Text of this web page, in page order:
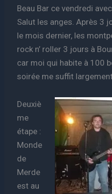
Beau Bar ce vendredi
Salut les anges. Après 3
le mois dernier, les
rock n’ roller 3 jours à
car moi qui habite à 100
soirée me suffit largement.
Deuxiè
me
étape :
Monde
de
Merde
est au